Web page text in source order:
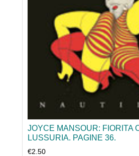
JOYCE MANSOUR: FIORITA
LUSSURIA. PAGINE 36.
€2.50